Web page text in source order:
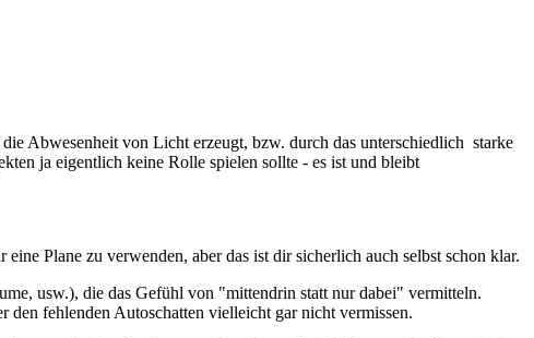
Abwesenheit von Licht erzeugt, bzw. durch das unterschiedlich starke
ja eigentlich keine Rolle spielen sollte - es ist und bleibt
Plane zu verwenden, aber das ist dir sicherlich auch selbst schon klar.
usw.), die das Gefühl von "mittendrin statt nur dabei" vermitteln.
fehlenden Autoschatten vielleicht gar nicht vermissen.